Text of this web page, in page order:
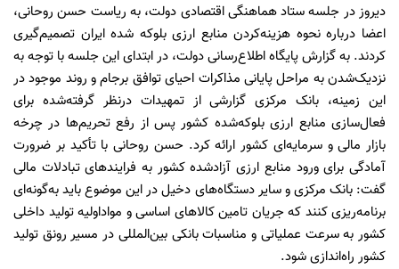
دیروز در جلسه ستاد هماهنگی اقتصادی دولت، به ریاست حسن روحانی،
اعضا درباره نحوه هزینه‌کردن منابع ارزی بلوکه شده ایران تصمیم‌گیری
کردند. به گزارش پایگاه اطلاع‌رسانی دولت، در ابتدای این جلسه با توجه به
نزدیک‌شدن به مراحل پایانی مذاکرات احیای توافق برجام و روند موجود در
این زمینه، بانک مرکزی گزارشی از تمهیدات درنظر گرفته‌شده برای
فعال‌سازی منابع ارزی بلوکه‌شده کشور پس از رفع تحریم‌ها در چرخه
بازار مالی و سرمایه‌ای کشور ارائه کرد. حسن روحانی با تأکید بر ضرورت
آمادگی برای ورود منابع ارزی آزادشده کشور به فرایندهای تبادلات مالی
گفت: بانک مرکزی و سایر دستگاه‌های دخیل در این موضوع باید به‌گونه‌ای
برنامه‌ریزی کنند که جریان تامین کالاهای اساسی و مواداولیه تولید داخلی
کشور به سرعت عملیاتی و مناسبات بانکی بین‌المللی در مسیر رونق تولید
کشور راه‌اندازی شود.